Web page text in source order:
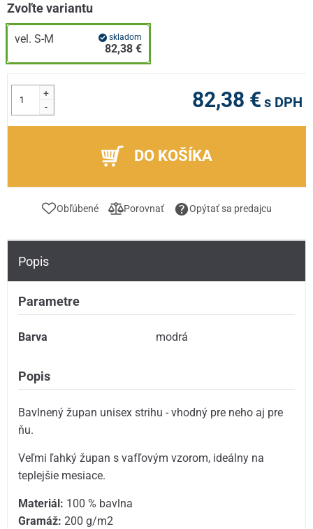
Zvoľte variantu
vel. S-M skladom
82,38 €
+
-
82,38 € s DPH
DO KOŠÍKA
Obľúbené Porovnať Opýtať sa predajcu
Popis
Parametre
Barva modrá
Popis
Bavlnený župan unisex strihu - vhodný pre neho aj pre
ňu.
Veľmi ľahký župan s vafľovým vzorom, ideálny na
teplejšie mesiace.
Materiál: 100 % bavlna
Gramáž: 200 g/m2